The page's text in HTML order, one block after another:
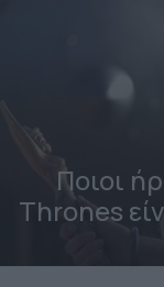
Ποιοι
Thrones